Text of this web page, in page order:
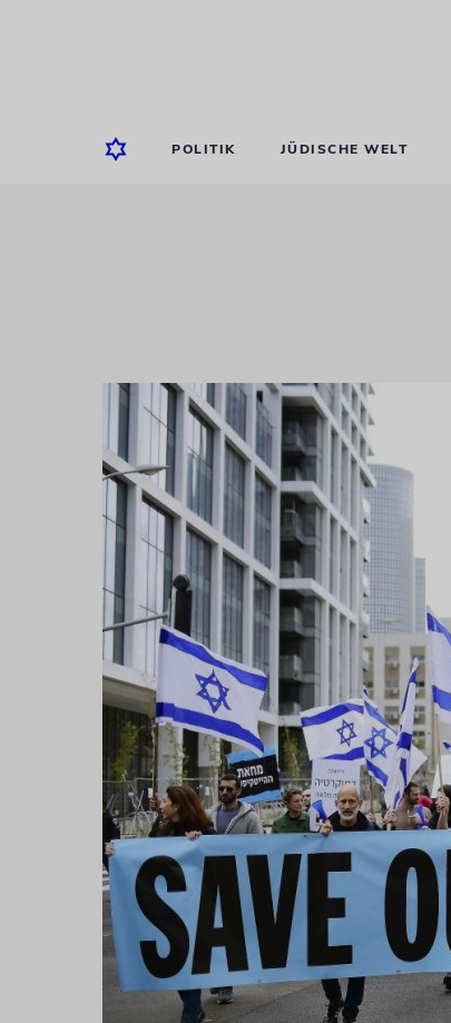
POLITIK JÜDISCHE WELT